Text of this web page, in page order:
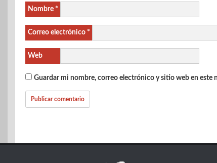
Nombre *
Correo electrónico *
Web
Guardar mi nombre, correo electrónico y sitio web en este